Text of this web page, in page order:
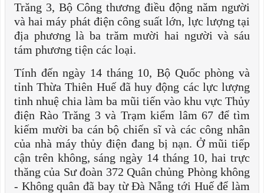
Trăng 3, Bộ Công thương điều động năm người
và hai máy phát điện công suất lớn, lực lượng tại
địa phương là ba trăm mười hai người và sáu
tám phương tiện các loại.
Tính đến ngày 14 tháng 10, Bộ Quốc phòng và
tỉnh Thừa Thiên Huế đã huy động các lực lượng
tinh nhuệ chia làm ba mũi tiến vào khu vực Thủy
điện Rào Trăng 3 và Trạm kiểm lâm 67 để tìm
kiếm mười ba cán bộ chiến sĩ và các công nhân
của nhà máy thủy điện đang bị nạn. Ở mũi tiếp
cận trên không, sáng ngày 14 tháng 10, hai trực
thăng của Sư đoàn 372 Quân chủng Phòng không
- Không quân đã bay từ Đà Nẵng tới Huế để làm